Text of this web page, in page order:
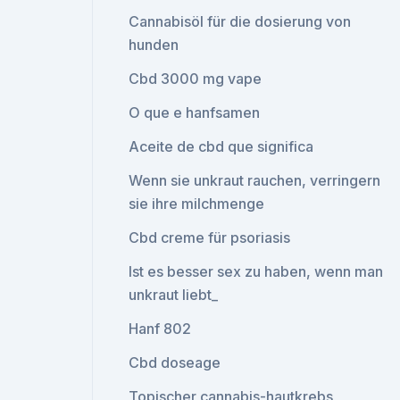
Cannabisöl für die dosierung von
hunden
Cbd 3000 mg vape
O que e hanfsamen
Aceite de cbd que significa
Wenn sie unkraut rauchen, verringern
sie ihre milchmenge
Cbd creme für psoriasis
Ist es besser sex zu haben, wenn man
unkraut liebt_
Hanf 802
Cbd doseage
Topischer cannabis-hautkrebs